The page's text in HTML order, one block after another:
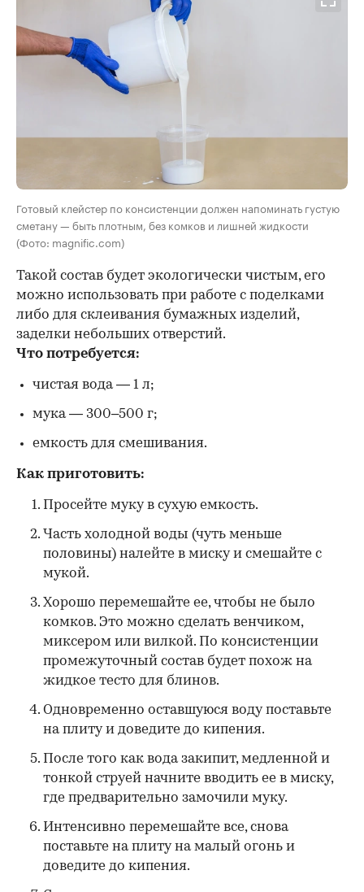
Готовый клейстер по консистенции должен напоминать густую
сметану — быть плотным, без комков и лишней жидкости
(Фото: magnific.com)
Такой состав будет экологически чистым, его
можно использовать при работе с поделками
либо для склеивания бумажных изделий,
заделки небольших отверстий.
Что потребуется:
чистая вода — 1 л;
мука — 300–500 г;
емкость для смешивания.
Как приготовить:
Просейте муку в сухую емкость.
Часть холодной воды (чуть меньше
половины) налейте в миску и смешайте с
мукой.
Хорошо перемешайте ее, чтобы не было
комков. Это можно сделать венчиком,
миксером или вилкой. По консистенции
промежуточный состав будет похож на
жидкое тесто для блинов.
Одновременно оставшуюся воду поставьте
на плиту и доведите до кипения.
После того как вода закипит, медленной и
тонкой струей начните вводить ее в миску,
где предварительно замочили муку.
Интенсивно перемешайте все, снова
поставьте на плиту на малый огонь и
доведите до кипения.